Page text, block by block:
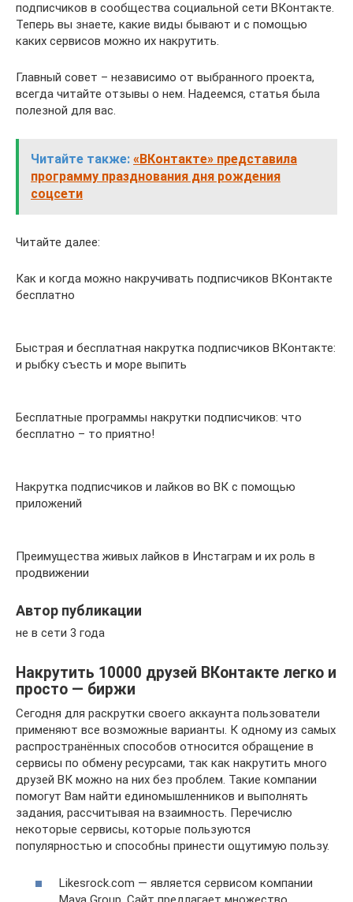
подписчиков в сообщества социальной сети ВКонтакте.
Теперь вы знаете, какие виды бывают и с помощью
каких сервисов можно их накрутить.
Главный совет – независимо от выбранного проекта,
всегда читайте отзывы о нем. Надеемся, статья была
полезной для вас.
Читайте также: «ВКонтакте» представила
программу празднования дня рождения
соцсети
Читайте далее:
Как и когда можно накручивать подписчиков ВКонтакте
бесплатно
Быстрая и бесплатная накрутка подписчиков ВКонтакте:
и рыбку съесть и море выпить
Бесплатные программы накрутки подписчиков: что
бесплатно – то приятно!
Накрутка подписчиков и лайков во ВК с помощью
приложений
Преимущества живых лайков в Инстаграм и их роль в
продвижении
Автор публикации
не в сети 3 года
Накрутить 10000 друзей ВКонтакте легко и
просто — биржи
Сегодня для раскрутки своего аккаунта пользователи
применяют все возможные варианты. К одному из самых
распространённых способов относится обращение в
сервисы по обмену ресурсами, так как накрутить много
друзей ВК можно на них без проблем. Такие компании
помогут Вам найти единомышленников и выполнять
задания, рассчитывая на взаимность. Перечислю
некоторые сервисы, которые пользуются
популярностью и способны принести ощутимую пользу.
Likesrock.com — является сервисом компании